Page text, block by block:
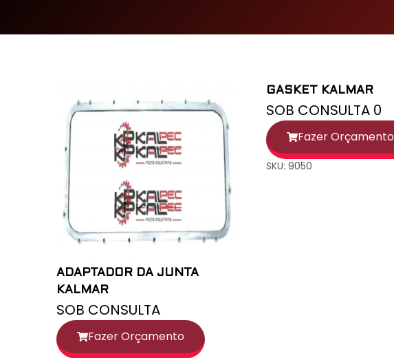
ADAPTADOR DA JUNTA
KALMAR
SOB CONSULTA
Fazer Orçamento
GASKET KALMAR
SOB CONSULTA 0
Fazer Orçamento
SKU: 9050